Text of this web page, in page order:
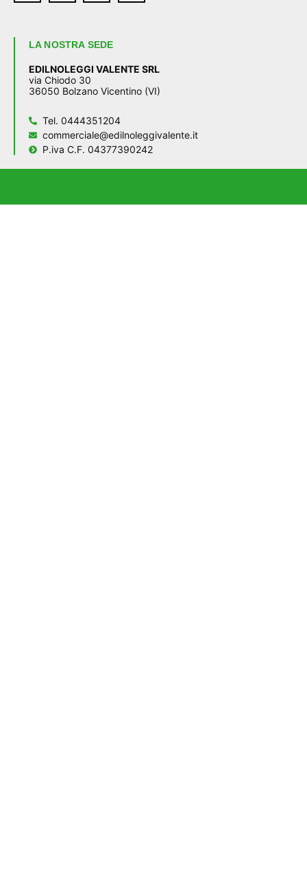
LA NOSTRA SEDE
EDILNOLEGGI VALENTE SRL
via Chiodo 30
36050 Bolzano Vicentino (VI)
Tel. 0444351204
commerciale@edilnoleggivalente.it
P.iva C.F. 04377390242